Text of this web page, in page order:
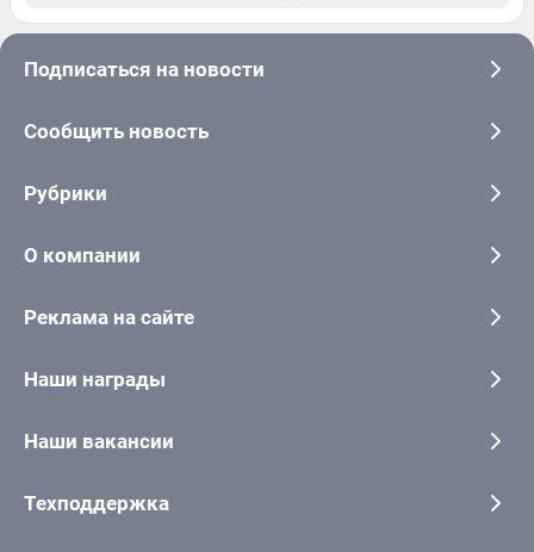
Подписаться на новости
Сообщить новость
Рубрики
О компании
Реклама на сайте
Наши награды
Наши вакансии
Техподдержка